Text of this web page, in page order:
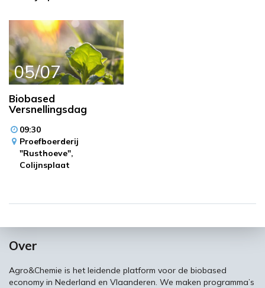
05/07
Biobased
Versnellingsdag
09:30
Proefboerderij
"Rusthoeve",
Colijnsplaat
Over
Agro&Chemie is het leidende platform voor de biobased
economy in Nederland en Vlaanderen. We maken programma’s